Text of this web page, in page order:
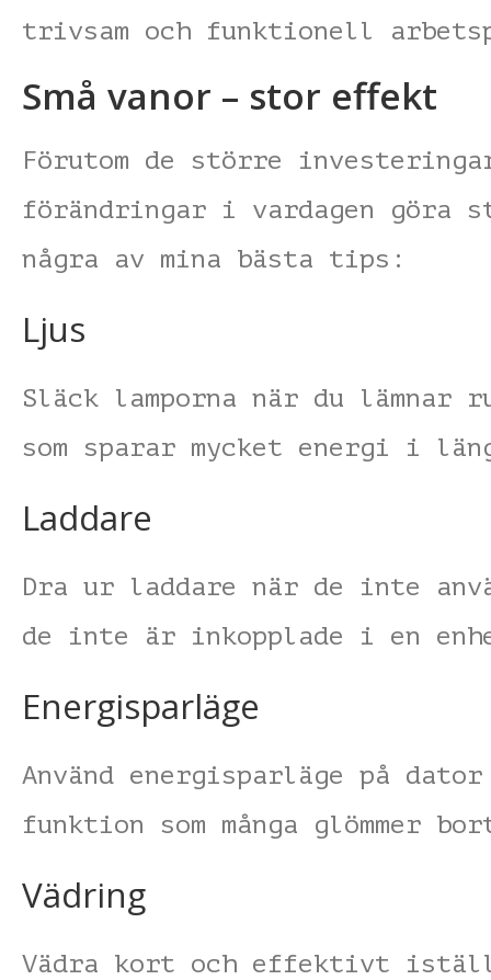
trivsam och funktionell
Små vanor – stor effekt
Förutom de större
förändringar i vardagen göra
några av mina bästa tips:
Ljus
Släck lamporna när du lämnar
som sparar mycket energi i
Laddare
Dra ur laddare när de inte
de inte är inkopplade i en
Energisparläge
Använd energisparläge på
funktion som många glömmer
Vädring
Vädra kort och effektivt